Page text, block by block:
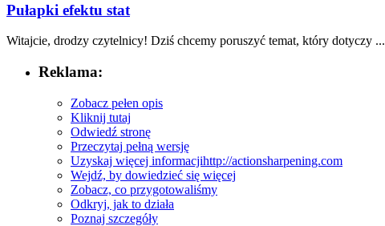
Pułapki efektu stat
Witajcie, drodzy czytelnicy! Dziś chcemy poruszyć temat, który ⁢dotyczy ...
Reklama:
Zobacz pełen opis
Kliknij tutaj
Odwiedź stronę
Przeczytaj pełną wersję
Uzyskaj więcej informacjihttp://actionsharpening.com
Wejdź, by dowiedzieć się więcej
Zobacz, co przygotowaliśmy
Odkryj, jak to działa
Poznaj szczegóły